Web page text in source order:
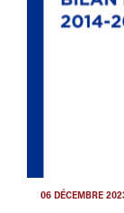
06 DÉCEMBRE